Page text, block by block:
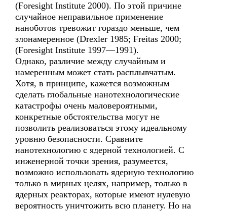
(Foresight Institute 2000). По этой причине
случайное неправильное применение
наноботов тревожит гораздо меньше, чем
злонамеренное (Drexler 1985; Freitas 2000;
(Foresight Institute 1997—1991).
Однако, различие между случайным и
намеренным может стать расплывчатым.
Хотя, в принципе, кажется возможным
сделать глобальные нанотехнологические
катастрофы очень маловероятными,
конкретные обстоятельства могут не
позволить реализоваться этому идеальному
уровню безопасности. Сравните
нанотехнологию с ядерной технологией. С
инженерной точки зрения, разумеется,
возможно использовать ядерную технологию
только в мирных целях, например, только в
ядерных реакторах, которые имеют нулевую
вероятность уничтожить всю планету. Но на